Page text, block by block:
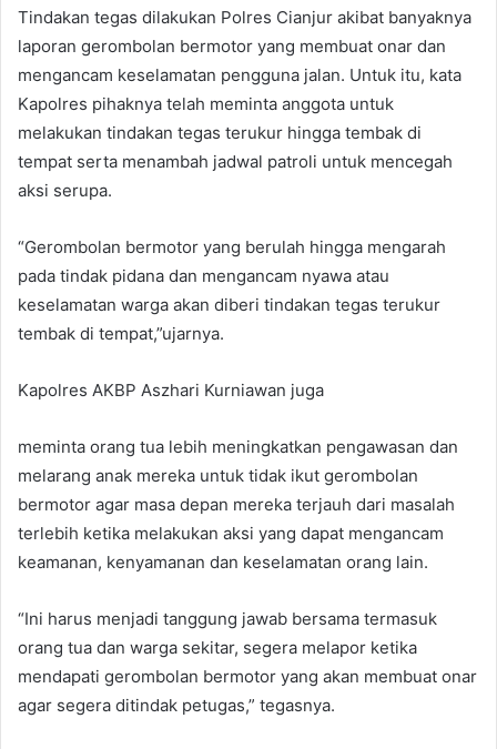
Tindakan tegas dilakukan Polres Cianjur akibat banyaknya
laporan gerombolan bermotor yang membuat onar dan
mengancam keselamatan pengguna jalan. Untuk itu, kata
Kapolres pihaknya telah meminta anggota untuk
melakukan tindakan tegas terukur hingga tembak di
tempat serta menambah jadwal patroli untuk mencegah
aksi serupa.
“Gerombolan bermotor yang berulah hingga mengarah
pada tindak pidana dan mengancam nyawa atau
keselamatan warga akan diberi tindakan tegas terukur
tembak di tempat,”ujarnya.
Kapolres AKBP Aszhari Kurniawan juga
meminta orang tua lebih meningkatkan pengawasan dan
melarang anak mereka untuk tidak ikut gerombolan
bermotor agar masa depan mereka terjauh dari masalah
terlebih ketika melakukan aksi yang dapat mengancam
keamanan, kenyamanan dan keselamatan orang lain.
“Ini harus menjadi tanggung jawab bersama termasuk
orang tua dan warga sekitar, segera melapor ketika
mendapati gerombolan bermotor yang akan membuat onar
agar segera ditindak petugas,” tegasnya.